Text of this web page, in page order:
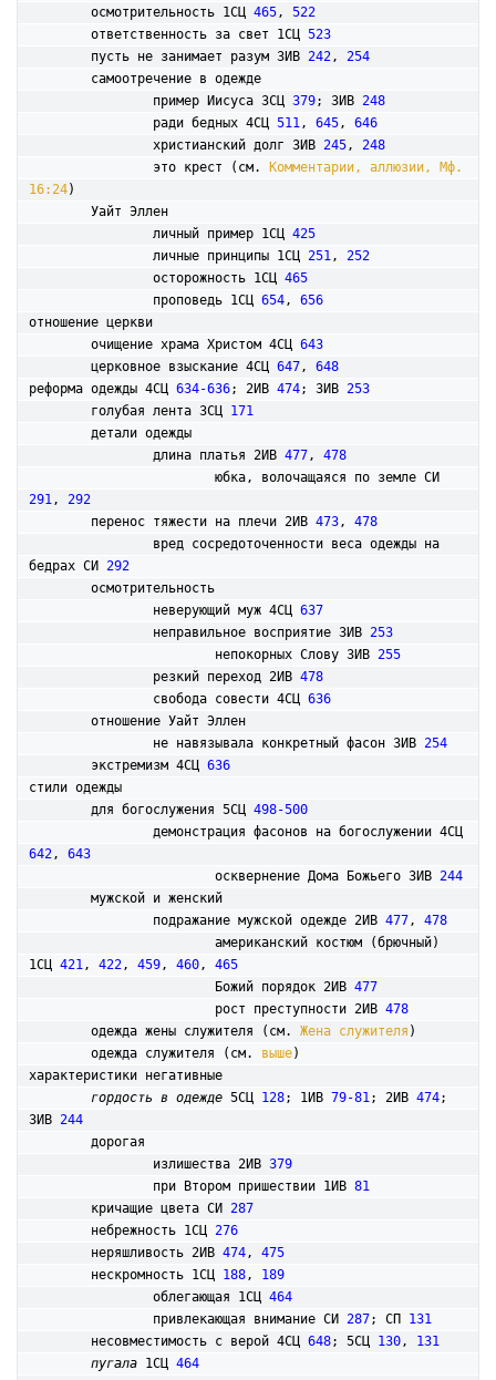
	осмотрительность 1СЦ
465, 522
	ответственность за свет 1СЦ
523
	пусть не занимает разум 3ИВ
242, 254
		пример Иисуса 3СЦ
379; 3ИВ 248
		ради бедных 4СЦ
511, 645, 646
		христианский долг 3ИВ
245, 248
		это крест (см.
Комментарии, аллюзии, Мф.
16:24)
		личный пример 1СЦ
425
		личные принципы 1СЦ
251, 252
		осторожность 1СЦ
465
		проповедь 1СЦ
654, 656
отношение церкви
	очищение храма Христом 4СЦ
643
	церковное взыскание 4СЦ
647, 648
реформа одежды 4СЦ 634-636; 2ИВ 474; 3ИВ 253
	голубая лента 3СЦ
171
		длина платья 2ИВ
477, 478
291, 292
	перенос тяжести на плечи 2ИВ
473, 478
бедрах СИ 292
		неверующий муж 4СЦ
637
		неправильное восприятие 3ИВ
253
			непокорных Слову 3ИВ
255
		резкий переход 2ИВ
478
		свобода совести 4СЦ
636
		не навязывала конкретный фасон 3ИВ
254
	экстремизм 4СЦ
636
стили одежды
	для богослужения 5СЦ
498-500
642, 643
			осквернение Дома Божьего 3ИВ
244
		подражание мужской одежде 2ИВ
477, 478
1СЦ 421, 422, 459, 460, 465
			Божий порядок 2ИВ
477
			рост преступности 2ИВ
478
	одежда жены служителя (см.
Жена служителя )
	одежда служителя (см.
выше)
характеристики негативные
гордость в одежде 5СЦ 128; 1ИВ 79-81; 2ИВ 474;
3ИВ 244
		излишества 2ИВ
379
		при Втором пришествии 1ИВ
81
	кричащие цвета СИ
287
	небрежность 1СЦ
276
	неряшливость 2ИВ
474, 475
	нескромность 1СЦ
188, 189
		облегающая 1СЦ
464
		привлекающая внимание СИ
287; СП 131
	несовместимость с верой 4СЦ
648; 5СЦ 130, 131
пугала 1СЦ 464